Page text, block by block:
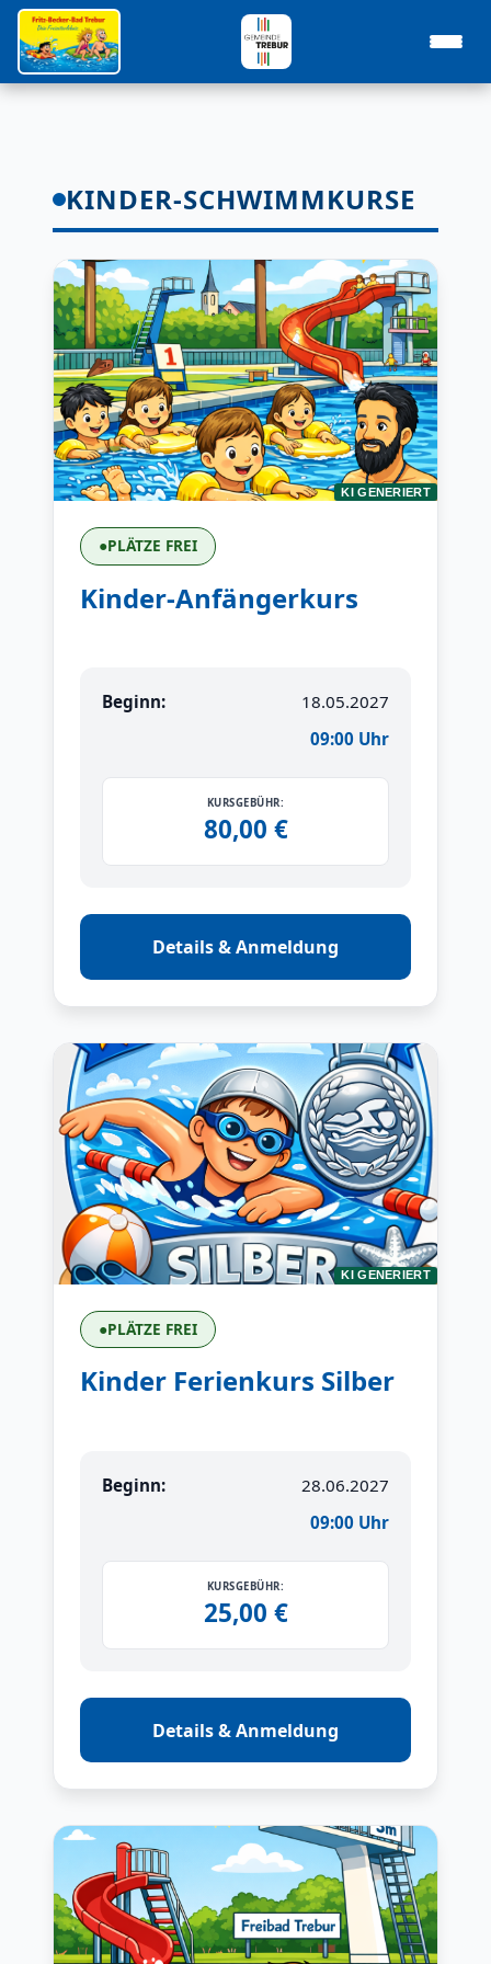
KINDER-SCHWIMMKURSE
KI GENERIERT
●PLÄTZE FREI
Kinder-Anfängerkurs
Beginn:
18.05.2027
09:00 Uhr
KURSGEBÜHR:
80,00 €
Details & Anmeldung
KI GENERIERT
●PLÄTZE FREI
Kinder Ferienkurs Silber
Beginn:
28.06.2027
09:00 Uhr
KURSGEBÜHR:
25,00 €
Details & Anmeldung